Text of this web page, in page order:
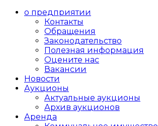
о предприятии
Контакты
Обращения
Законодательство
Полезная информация
Оцените нас
Вакансии
Новости
Аукционы
Актуальные аукционы
Архив аукционов
Аренда